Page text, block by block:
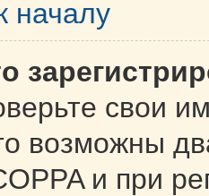
началу
свои
возможны
и при